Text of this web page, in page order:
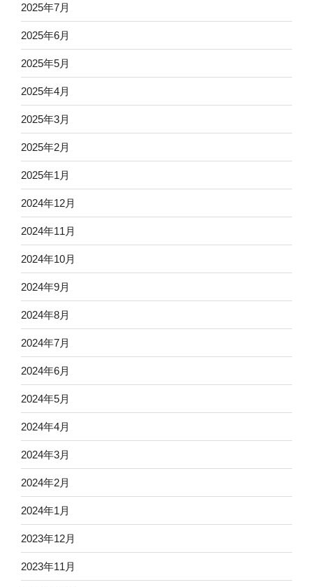
2025年7月
2025年6月
2025年5月
2025年4月
2025年3月
2025年2月
2025年1月
2024年12月
2024年11月
2024年10月
2024年9月
2024年8月
2024年7月
2024年6月
2024年5月
2024年4月
2024年3月
2024年2月
2024年1月
2023年12月
2023年11月